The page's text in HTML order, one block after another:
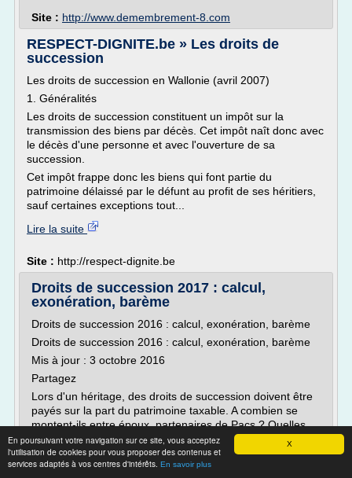
X
En poursuivant votre navigation sur ce site, vous acceptez
l'utilisation de cookies pour vous proposer des contenus et
services adaptés à vos centres d'intérêts. En savoir plus
Site : http://www.demembrement-8.com
RESPECT-DIGNITE.be » Les droits de
succession
Les droits de succession en Wallonie (avril 2007)
1. Généralités
Les droits de succession constituent un impôt sur la
transmission des biens par décès. Cet impôt naît donc avec
le décès d'une personne et avec l'ouverture de sa
succession.
Cet impôt frappe donc les biens qui font partie du
patrimoine délaissé par le défunt au profit de ses héritiers,
sauf certaines exceptions tout...
Lire la suite
Site : http://respect-dignite.be
Droits de succession 2017 : calcul,
exonération, barème
Droits de succession 2016 : calcul, exonération, barème
Droits de succession 2016 : calcul, exonération, barème
Mis à jour : 3 octobre 2016
Partagez
Lors d'un héritage, des droits de succession doivent être
payés sur la part du patrimoine taxable. A combien se
montent-ils entre époux, partenaires de Pacs ? Quelles
sont les exonérations et abattements possibles ?
Comment cet impôt...